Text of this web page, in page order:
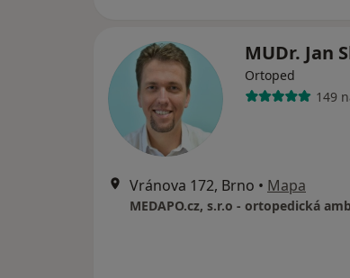
MUDr. Jan
Ortoped
149
Vránova 172, Brno • Mapa